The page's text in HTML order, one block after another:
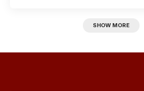
SHOW MORE